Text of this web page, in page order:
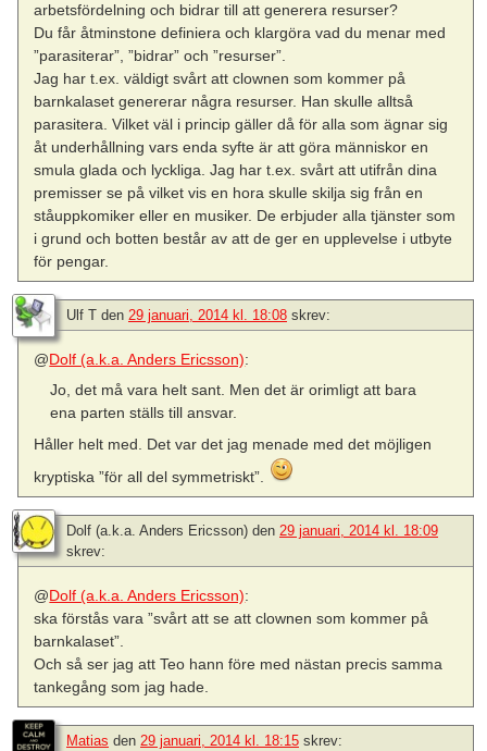
arbetsfördelning och bidrar till att generera resurser?
Du får åtminstone definiera och klargöra vad du menar med
”parasiterar”, ”bidrar” och ”resurser”.
Jag har t.ex. väldigt svårt att clownen som kommer på
barnkalaset genererar några resurser. Han skulle alltså
parasitera. Vilket väl i princip gäller då för alla som ägnar sig
åt underhållning vars enda syfte är att göra människor en
smula glada och lyckliga. Jag har t.ex. svårt att utifrån dina
premisser se på vilket vis en hora skulle skilja sig från en
ståuppkomiker eller en musiker. De erbjuder alla tjänster som
i grund och botten består av att de ger en upplevelse i utbyte
för pengar.
Ulf T den 29 januari, 2014 kl. 18:08 skrev:
@Dolf (a.k.a. Anders Ericsson):
Jo, det må vara helt sant. Men det är orimligt att bara
ena parten ställs till ansvar.
Håller helt med. Det var det jag menade med det möjligen
kryptiska ”för all del symmetriskt”.
Dolf (a.k.a. Anders Ericsson) den 29 januari, 2014 kl. 18:09
skrev:
@Dolf (a.k.a. Anders Ericsson):
ska förstås vara ”svårt att se att clownen som kommer på
barnkalaset”.
Och så ser jag att Teo hann före med nästan precis samma
tankegång som jag hade.
Matias den 29 januari, 2014 kl. 18:15 skrev: